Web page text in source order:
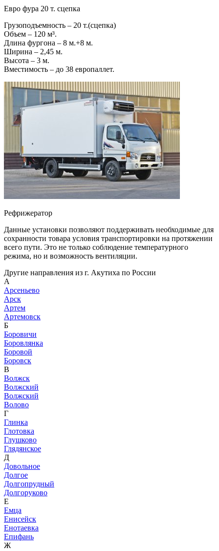
Евро фура 20 т. сцепка
Грузоподъемность – 20 т.(сцепка)
Объем – 120 м³.
Длина фургона – 8 м.+8 м.
Ширина – 2,45 м.
Высота – 3 м.
Вместимость – до 38 европаллет.
Рефрижератор
Данные установки позволяют поддерживать необходимые для
сохранности товара условия транспортировки на протяжении
всего пути. Это не только соблюдение температурного
режима, но и возможность вентиляции.
Другие направления из г. Акутиха по России
А
Арсеньево
Арск
Артем
Артемовск
Б
Боровичи
Боровлянка
Боровой
Боровск
В
Волжск
Волжский
Волжский
Волово
Г
Глинка
Глотовка
Глушково
Глядянское
Д
Довольное
Долгое
Долгопрудный
Долгоруково
Е
Емца
Енисейск
Енотаевка
Епифань
Ж